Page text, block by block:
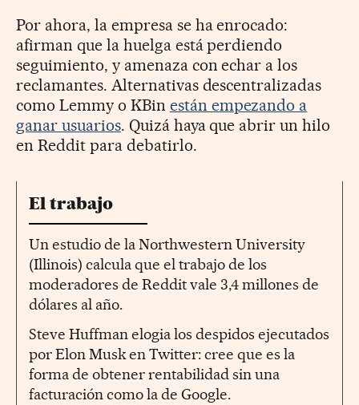
Por ahora, la empresa se ha enrocado:
afirman que la huelga está perdiendo
seguimiento, y amenaza con echar a los
reclamantes. Alternativas descentralizadas
como Lemmy o KBin están empezando a
ganar usuarios. Quizá haya que abrir un hilo
en Reddit para debatirlo.
El trabajo
Un estudio de la Northwestern University
(Illinois) calcula que el trabajo de los
moderadores de Reddit vale 3,4 millones de
dólares al año.
Steve Huffman elogia los despidos ejecutados
por Elon Musk en Twitter: cree que es la
forma de obtener rentabilidad sin una
facturación como la de Google.